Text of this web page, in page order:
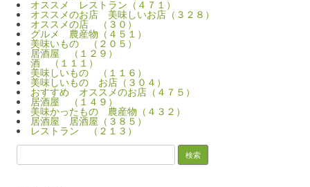
オススメ レストラン（４７１）
オススメのお店 美味しいお店（３２８）
オススメの店 （３０）
グルメ 農産物（４５１）
美味いもの （２０５）
居酒屋 （１２９）
酒 （１１１）
美味しいもの （１１６）
美味しいもの お店（３０４）
おすすめ オススメのお店（４７５）
居酒屋 （１４９）
美味かったもの 農産物（４３２）
居酒屋 居酒屋（３８５）
レストラン （２１３）
索: